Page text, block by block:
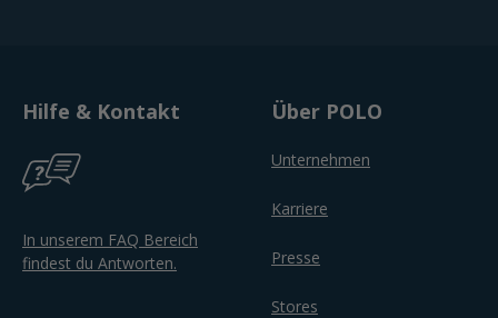
Hilfe & Kontakt
In unserem FAQ Bereich
findest du Antworten.
Über POLO
Unternehmen
Karriere
Presse
Stores